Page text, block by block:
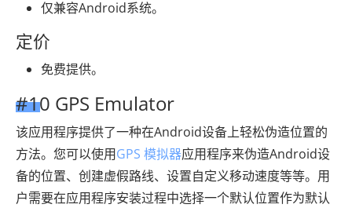
仅兼容Android系统。
定价
免费提供。
#10 GPS Emulator
该应用程序提供了一种在Android设备上轻松伪造位置的
方法。您可以使用GPS 模拟器应用程序来伪造Android设
备的位置、创建虚假路线、设置自定义移动速度等等。用
户需要在应用程序安装过程中选择一个默认位置作为默认